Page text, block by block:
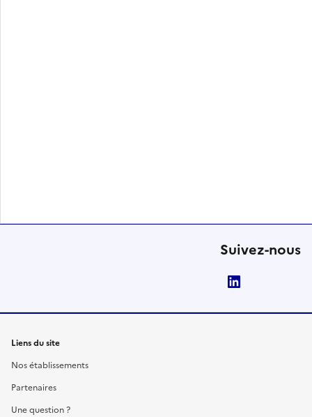
Suivez-nous
Liens du site
Nos établissements
Partenaires
Une question ?